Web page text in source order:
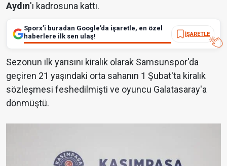
Aydın'ı kadrosuna kattı.
Sporx’i buradan Google’da işaretle, en özel
haberlere ilk sen ulaş!
İŞARETLE
Sezonun ilk yarısını kiralık olarak Samsunspor'da
geçiren 21 yaşındaki orta sahanın 1 Şubat'ta kiralık
sözleşmesi feshedilmişti ve oyuncu Galatasaray'a
dönmüştü.